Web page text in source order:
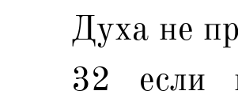
Духа не
32 если